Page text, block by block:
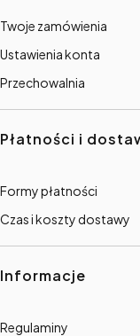
Twoje zamówienia
Ustawienia konta
Przechowalnia
Płatności i
Formy płatności
Czas i koszty dostawy
Informacje
Regulaminy